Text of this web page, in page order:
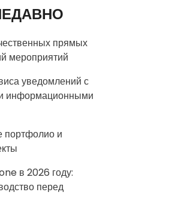
прямых
мероприятий
уведомлений с
информационными
портфолио и
в 2026 году:
перед